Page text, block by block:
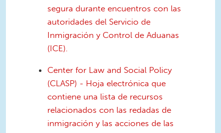
segura durante encuentros con las
autoridades del Servicio de
Inmigración y Control de Aduanas
(ICE).
Center for Law and Social Policy
(CLASP) - Hoja electrónica que
contiene una lista de recursos
relacionados con las redadas de
inmigración y las acciones de las